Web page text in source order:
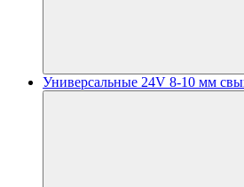
Универсальные 24V 8-10 мм